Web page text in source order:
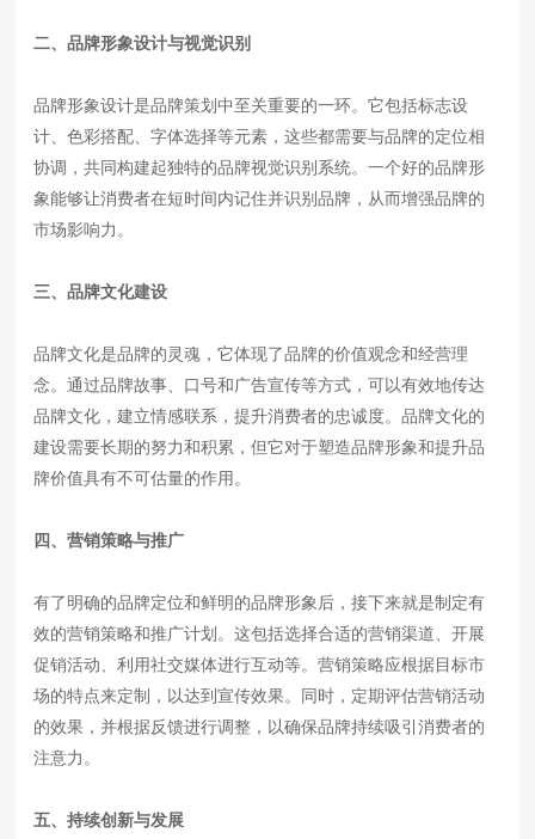
二、品牌形象设计与视觉识别
品牌形象设计是品牌策划中至关重要的一环。它包括标志设
计、色彩搭配、字体选择等元素，这些都需要与品牌的定位相
协调，共同构建起独特的品牌视觉识别系统。一个好的品牌形
象能够让消费者在短时间内记住并识别品牌，从而增强品牌的
市场影响力。
三、品牌文化建设
品牌文化是品牌的灵魂，它体现了品牌的价值观念和经营理
念。通过品牌故事、口号和广告宣传等方式，可以有效地传达
品牌文化，建立情感联系，提升消费者的忠诚度。品牌文化的
建设需要长期的努力和积累，但它对于塑造品牌形象和提升品
牌价值具有不可估量的作用。
四、营销策略与推广
有了明确的品牌定位和鲜明的品牌形象后，接下来就是制定有
效的营销策略和推广计划。这包括选择合适的营销渠道、开展
促销活动、利用社交媒体进行互动等。营销策略应根据目标市
场的特点来定制，以达到宣传效果。同时，定期评估营销活动
的效果，并根据反馈进行调整，以确保品牌持续吸引消费者的
注意力。
五、持续创新与发展